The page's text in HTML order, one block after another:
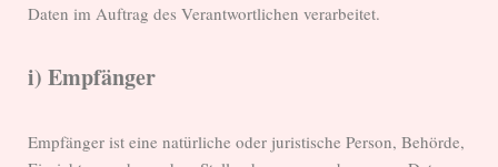
Daten im Auftrag des Verantwortlichen verarbeitet.
i) Empfänger
Empfänger ist eine natürliche oder juristische Person, Behörde,